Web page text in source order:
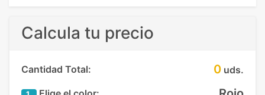
Calcula tu precio
Cantidad Total: 0 uds.